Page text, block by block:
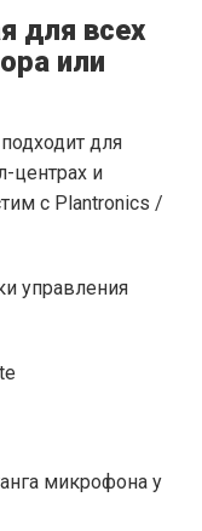
для всех
или
для
центрах и
с Plantronics /
управления
микрофона у